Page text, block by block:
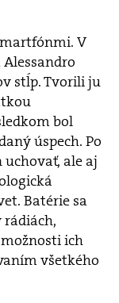
V
stĺp. Tvorili ju
bol
úspech. Po
ale aj
Batérie sa
ich
všetkého